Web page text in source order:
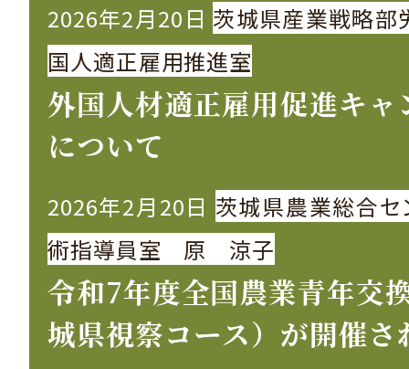
2026年2月20日 茨城県産業戦略部
国人適正雇用推進室
外国人材適正雇用促進キャ
について
2026年2月20日 茨城県農業総合セ
術指導員室 原 涼子
令和7年度全国農業青年交
城県視察コース）が開催さ